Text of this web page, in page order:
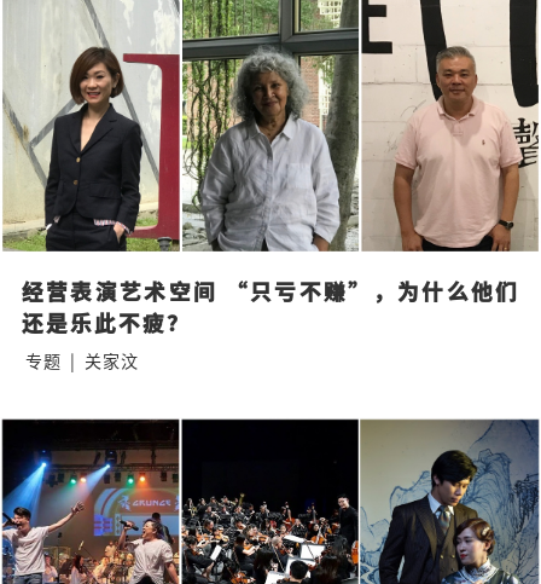
经营表演艺术空间 “只亏不赚”，为什么他们
还是乐此不疲？
专题 | 关家汶